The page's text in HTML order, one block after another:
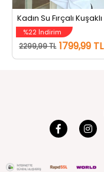
%22 İndirim
2299,99 TL 1799,99 TL